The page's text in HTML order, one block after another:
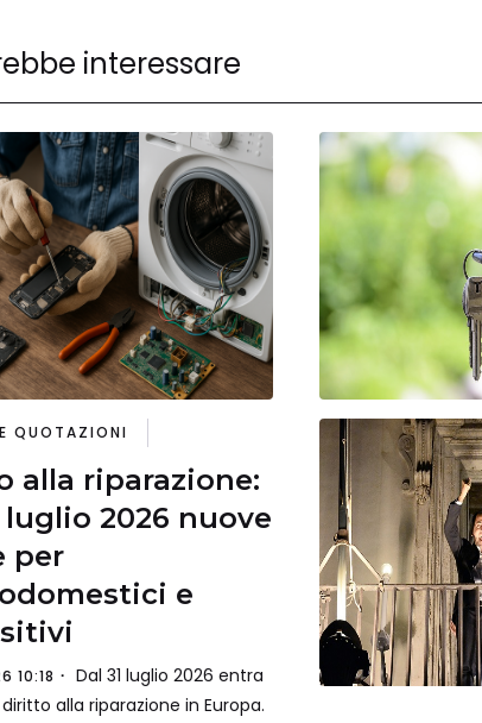
interessare
QUOTAZIONI
alla riparazione:
luglio 2026 nuove
per
e
10:18
Dal 31 luglio 2026 entra
alla riparazione in Europa.